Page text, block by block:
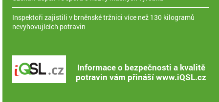
Inspektoři zajistili v brněnské tržnici více než 130 kilogramů
nevyhovujících potravin
Informace o bezpečnosti a kvalitě
potravin vám přináší www.iQSL.cz